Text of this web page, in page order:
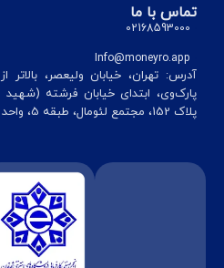
تماس با ما
02168593000
Info@moneyro.app
آدرس: تهران، خیابان ولیعصر، بالاتر
پارک‌وی، ابتدای خیابان فرشته (شهید
پلاک 152، مجتمع لئومال، طبقه 5، واحد 503